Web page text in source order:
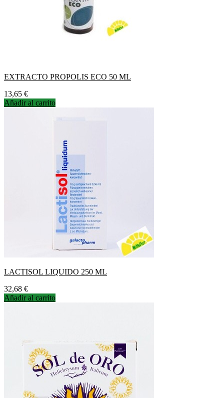
EXTRACTO PROPOLIS ECO 50 ML
Precio
13,65 €
Añadir al carrito
LACTISOL LIQUIDO 250 ML
Precio
32,68 €
Añadir al carrito